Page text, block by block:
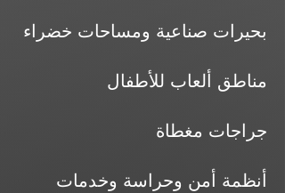
بحيرات صناعية ومساحات خضراء
مناطق ألعاب للأطفال
جراجات مغطاة
أنظمة أمن وحراسة وخدمات